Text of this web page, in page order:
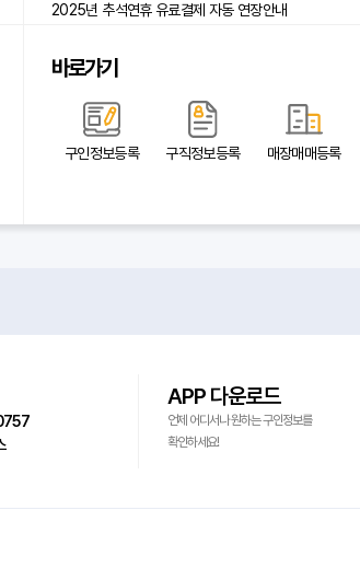
2025년 추석연휴 유료결제 자동 연장안내
바로가기
구인정보등록 구직정보등록 매장매매등록
APP 다운로드
언제 어디서나 원하는 구인정보를
확인하세요!